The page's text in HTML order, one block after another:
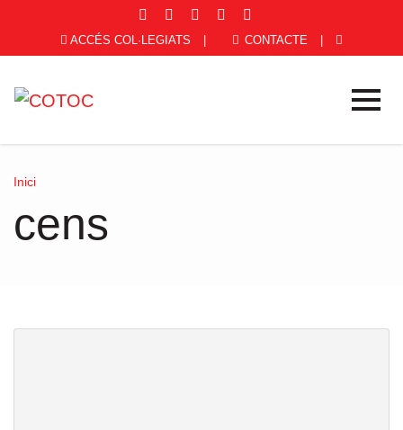
ACCÉS COL·LEGIATS CONTACTE
Inici
cens